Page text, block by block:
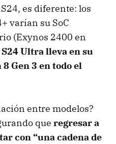
es diferente: los
varían su SoC
(Exynos 2400 en
Ultra lleva en su
Gen 3 en todo el
entre modelos?
que regresar a
con “una cadena de